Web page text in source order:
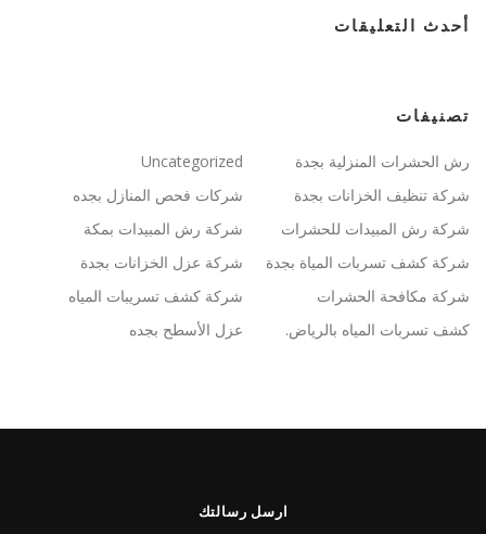
أحدث التعليقات
تصنيفات
Uncategorized
رش الحشرات المنزلية بجدة
شركات فحص المنازل بجده
شركة تنظيف الخزانات بجدة
شركة رش المبيدات بمكة
شركة رش المبيدات للحشرات
شركة عزل الخزانات بجدة
شركة كشف تسربات المياة بجدة
شركة كشف تسريبات المياه
شركة مكافحة الحشرات
عزل الأسطح بجده
كشف تسربات المياه بالرياض.
ارسل رسالتك